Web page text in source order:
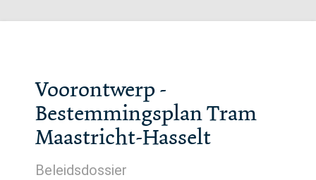
Voorontwerp -
Bestemmingsplan Tram
Maastricht-Hasselt
Beleidsdossier